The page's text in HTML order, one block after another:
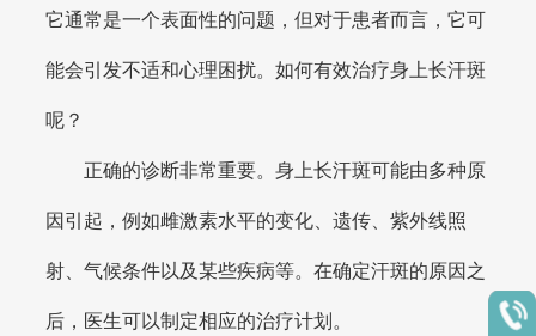
它通常是一个表面性的问题，但对于患者而言，它可
能会引发不适和心理困扰。如何有效治疗身上长汗斑
呢？
正确的诊断非常重要。身上长汗斑可能由多种原
因引起，例如雌激素水平的变化、遗传、紫外线照
射、气候条件以及某些疾病等。在确定汗斑的原因之
后，医生可以制定相应的治疗计划。